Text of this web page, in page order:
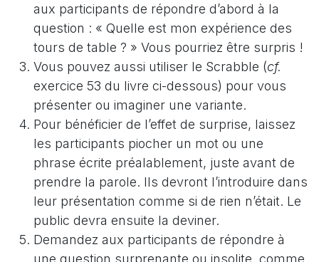
aux participants de répondre d’abord à la
question : « Quelle est mon expérience des
tours de table ? » Vous pourriez être surpris !
Vous pouvez aussi utiliser le Scrabble (cf.
exercice 53 du livre ci-dessous) pour vous
présenter ou imaginer une variante.
Pour bénéficier de l’effet de surprise, laissez
les participants piocher un mot ou une
phrase écrite préalablement, juste avant de
prendre la parole. Ils devront l’introduire dans
leur présentation comme si de rien n’était. Le
public devra ensuite la deviner.
Demandez aux participants de répondre à
une question surprenante ou insolite, comme